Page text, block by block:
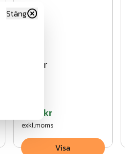
Bultar
11 kr
exkl.moms
Visa
Stäng